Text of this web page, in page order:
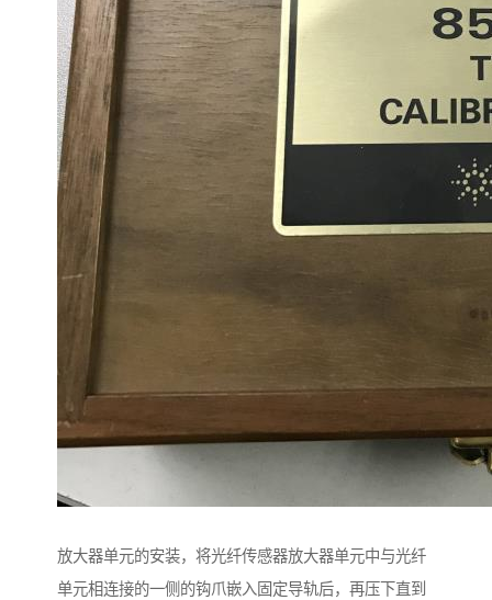
放大器单元的安装，将光纤传感器放大器单元中与光纤
单元相连接的一侧的钩爪嵌入固定导轨后，再压下直到